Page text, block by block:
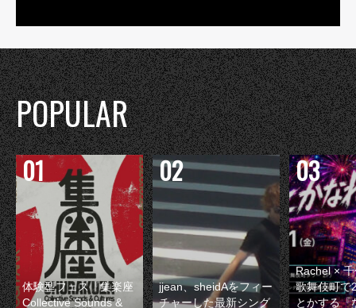
POPULAR
体験型フェス『集楽座
Collective Sounds &
jjean、sheidAをフィー
チャーした最新シング
Rachel ×
歌舞伎町で
とかする『